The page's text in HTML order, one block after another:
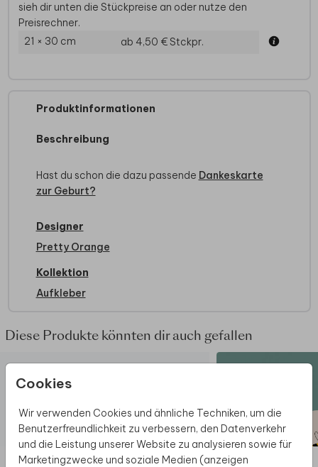
Cookies
Wir verwenden Cookies und ähnliche Techniken, um die
Benutzerfreundlichkeit zu verbessern, den Datenverkehr
und die Leistung unserer Website zu analysieren sowie für
Marketingzwecke und soziale Medien (anzeigen
sieh dir unten die Stückpreise an oder nutze den
Preisrechner.
21 × 30 cm
ab 4,50 €Stckpr.
Produktinformationen
Beschreibung
Hast du schon die dazu passende Dankeskarte
zur Geburt?
Designer
Pretty Orange
Kollektion
Aufkleber
Diese Produkte könnten dir auch gefallen